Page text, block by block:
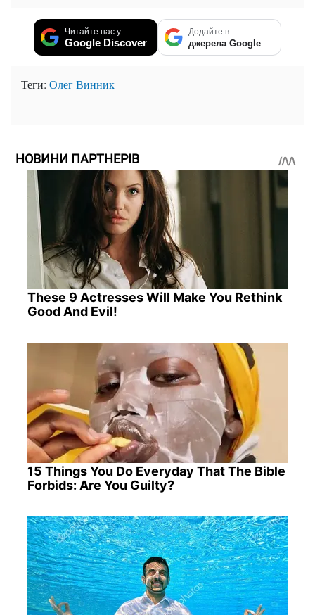
Читайте нас у
Google Discover
Додайте в
джерела Google
Теги: Олег Винник
НОВИНИ ПАРТНЕРІВ
These 9 Actresses Will Make You Rethink
Good And Evil!
15 Things You Do Everyday That The Bible
Forbids: Are You Guilty?